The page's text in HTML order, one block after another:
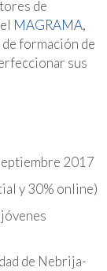
de
MAGRAMA,
formación de
sus
2017
y 30% online)
de Nebrija-